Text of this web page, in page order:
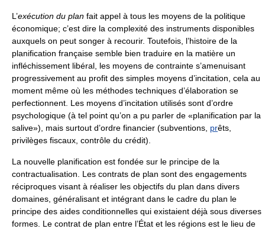
L’exécution du plan fait appel à tous les moyens de la politique
économique; c’est dire la complexité des instruments disponibles
auxquels on peut songer à recourir. Toutefois, l’histoire de la
planification française semble bien traduire en la matière un
infléchissement libéral, les moyens de contrainte s’amenuisant
progressivement au profit des simples moyens d’incitation, cela au
moment même où les méthodes techniques d’élaboration se
perfectionnent. Les moyens d’incitation utilisés sont d’ordre
psychologique (à tel point qu’on a pu parler de «planification par la
salive»), mais surtout d’ordre financier (subventions, prêts,
privilèges fiscaux, contrôle du crédit).
La nouvelle planification est fondée sur le principe de la
contractualisation. Les contrats de plan sont des engagements
réciproques visant à réaliser les objectifs du plan dans divers
domaines, généralisant et intégrant dans le cadre du plan le
principe des aides conditionnelles qui existaient déjà sous diverses
formes. Le contrat de plan entre l’État et les régions est le lieu de